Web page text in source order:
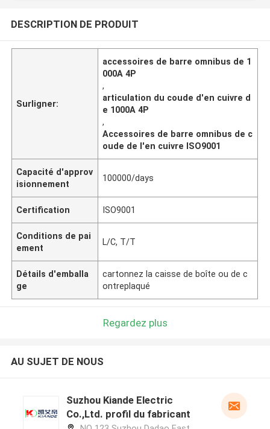
DESCRIPTION DE PRODUIT
Surligner:
accessoires de barre omnibus de 1
000A 4P
,
articulation du coude d'en cuivre d
e 1000A 4P
,
Accessoires de barre omnibus de c
oude de l'en cuivre ISO9001
Capacité d'approv
isionnement
100000/days
Certification ISO9001
Conditions de pai
ement
L/C, T/T
Détails d'emballa
ge
cartonnez la caisse de boîte ou de c
ontreplaqué
Regardez plus
AU SUJET DE NOUS
Suzhou Kiande Electric
Co.,Ltd. profil du fabricant